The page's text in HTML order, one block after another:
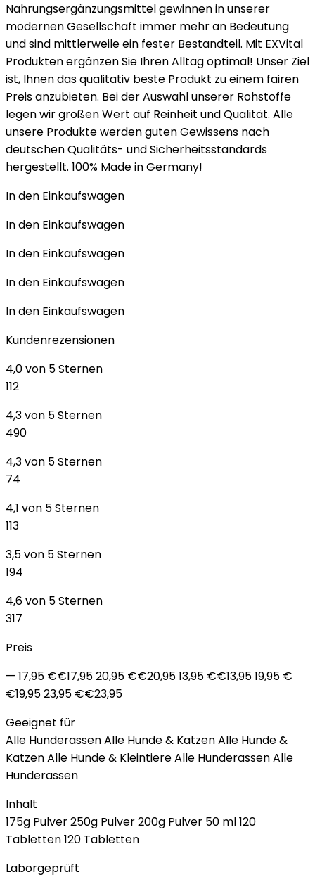
Nahrungsergänzungsmittel gewinnen in unserer
modernen Gesellschaft immer mehr an Bedeutung
und sind mittlerweile ein fester Bestandteil. Mit EXVital
Produkten ergänzen Sie Ihren Alltag optimal! Unser Ziel
ist, Ihnen das qualitativ beste Produkt zu einem fairen
Preis anzubieten. Bei der Auswahl unserer Rohstoffe
legen wir großen Wert auf Reinheit und Qualität. Alle
unsere Produkte werden guten Gewissens nach
deutschen Qualitäts- und Sicherheitsstandards
hergestellt. 100% Made in Germany!
In den Einkaufswagen
In den Einkaufswagen
In den Einkaufswagen
In den Einkaufswagen
In den Einkaufswagen
Kundenrezensionen
4,0 von 5 Sternen
112
4,3 von 5 Sternen
490
4,3 von 5 Sternen
74
4,1 von 5 Sternen
113
3,5 von 5 Sternen
194
4,6 von 5 Sternen
317
Preis
— 17,95 €€17,95 20,95 €€20,95 13,95 €€13,95 19,95 €
€19,95 23,95 €€23,95
Geeignet für
Alle Hunderassen Alle Hunde & Katzen Alle Hunde &
Katzen Alle Hunde & Kleintiere Alle Hunderassen Alle
Hunderassen
Inhalt
175g Pulver 250g Pulver 200g Pulver 50 ml 120
Tabletten 120 Tabletten
Laborgeprüft